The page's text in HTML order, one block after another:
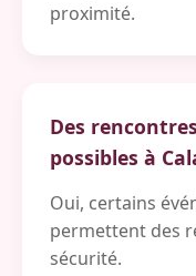
proximité.
Des
possibles à
Oui, certains
permettent des
sécurité.